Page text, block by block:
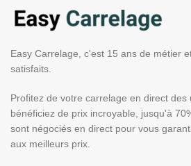
Easy Carrelage, c'est 15 ans de métier
satisfaits.
Profitez de votre carrelage en direct
bénéficiez de prix incroyable, jusqu'à
sont négociés en direct pour vous
aux meilleurs prix.